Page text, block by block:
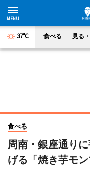
37°C 食べる 見る
食べる
周南・銀座通り
げる「焼き芋モ